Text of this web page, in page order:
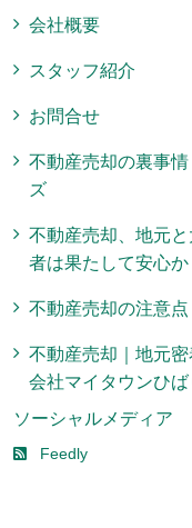
会社概要
スタッフ紹介
お問合せ
不動産売却の裏事
ズ
不動産売却、地元
者は果たして安心か
不動産売却の注意
不動産売却｜地元
会社マイタウンひ
ソーシャルメディア
Feedly